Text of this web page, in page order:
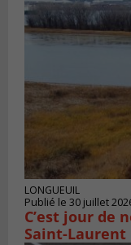
LONGUEUIL
Publié le 30 juillet
C’est jour de
Saint-Laurent